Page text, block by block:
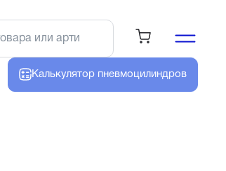
Калькулятор пневмоцилиндров